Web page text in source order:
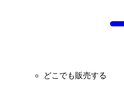
どこでも販売する